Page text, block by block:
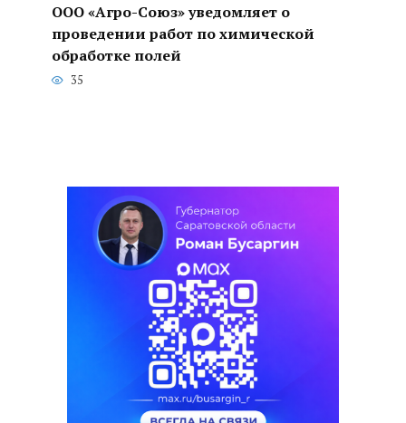
ООО «Агро-Союз» уведомляет о
проведении работ по химической
обработке полей
35